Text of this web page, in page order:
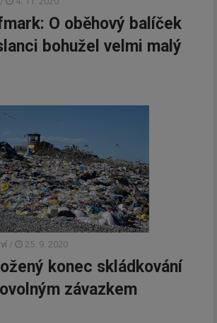
O oběhový balíček
bohužel velmi malý
/ 25. 9. 2020
konec skládkování
závazkem